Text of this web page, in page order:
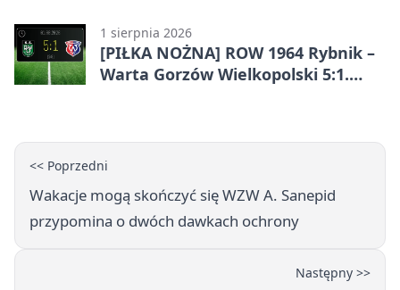
1 sierpnia 2026
[PIŁKA NOŻNA] ROW 1964 Rybnik –
Warta Gorzów Wielkopolski 5:1.
<< Poprzedni
Wakacje mogą skończyć się WZW A. Sanepid
przypomina o dwóch dawkach ochrony
Następny >>